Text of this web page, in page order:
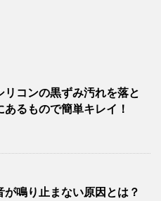
リコンの黒ずみ汚れを落と
あるもので簡単キレイ！
が鳴り止まない原因とは？